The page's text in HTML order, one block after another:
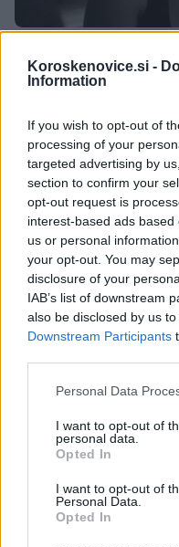
Koroskenovice.si -
Information
If you wish to opt-out of
processing of your
targeted advertising by
section to confirm your
opt-out request is
interest-based ads
us or personal
your opt-out. You may
disclosure of your
IAB’s list of downstream
also be disclosed by us
Downstream Participants
Please note that this
not limited to your visit or
grant or deny consent to
use your data for below
consent section.
Personal Data
I want to opt-out of
personal data.
Opted In
I want to opt-out of
Personal Data.
Opted In
Med nominiranci za
Maja Miloševič
NOVICE
Na MOI 2018 v
Kordež in Matija Može